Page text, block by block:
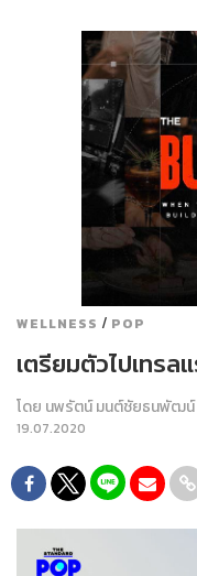
WELLNESS / POP
เตรียมตัวไปเทรล
โดย นพรัตน์ มนต์ชัยธนพัฒน์
19.07.2020